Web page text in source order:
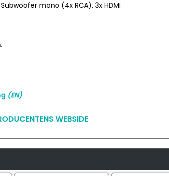
mono (4x RCA), 3x HDMI
(EN)
WEBSIDE